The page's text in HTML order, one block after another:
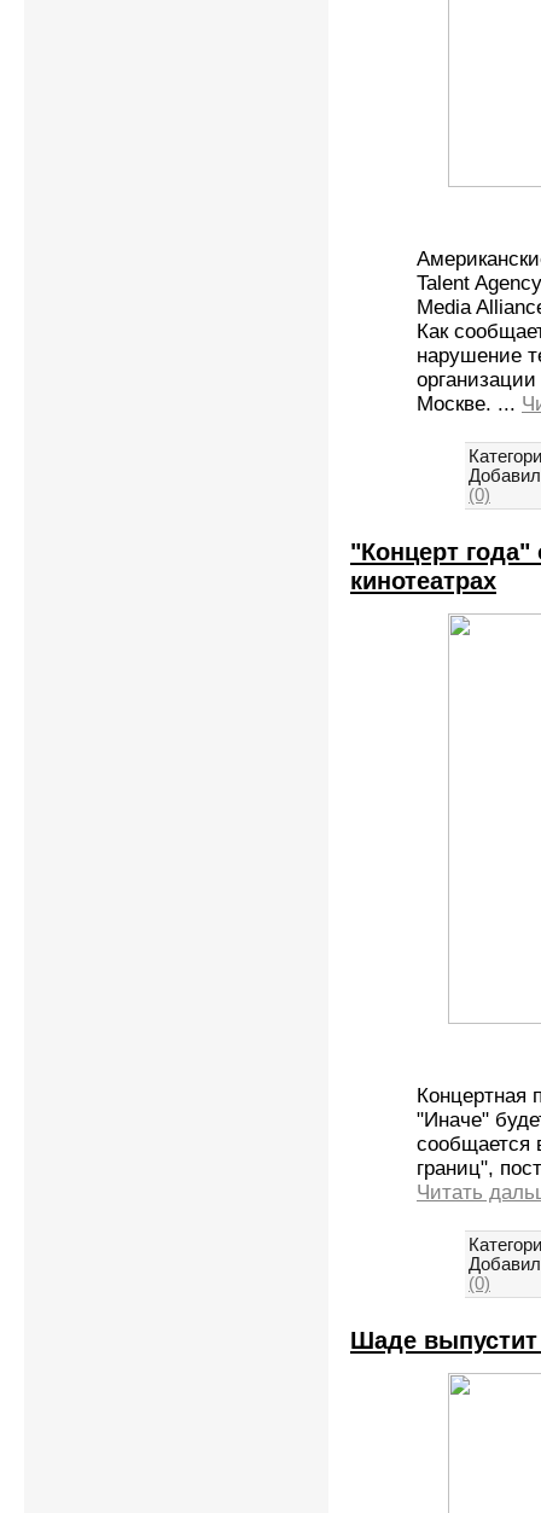
Talent
Media
Как
нарушение
Москве. ...
(0)
"Концерт года"
кинотеатрах
Концертная
"Иначе"
сообщается
границ",
Читать
(0)
Шаде